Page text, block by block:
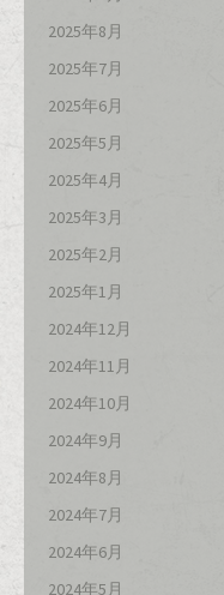
2025年8月
2025年7月
2025年6月
2025年5月
2025年4月
2025年3月
2025年2月
2025年1月
2024年12月
2024年11月
2024年10月
2024年9月
2024年8月
2024年7月
2024年6月
2024年5月